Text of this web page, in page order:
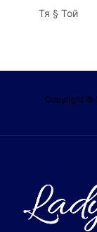
Тя § Той
Copyright ©